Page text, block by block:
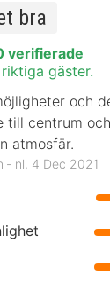
bra
verifierade
gäster.
och
till centrum
atmosfär.
‐ nl, 4 Dec 2021